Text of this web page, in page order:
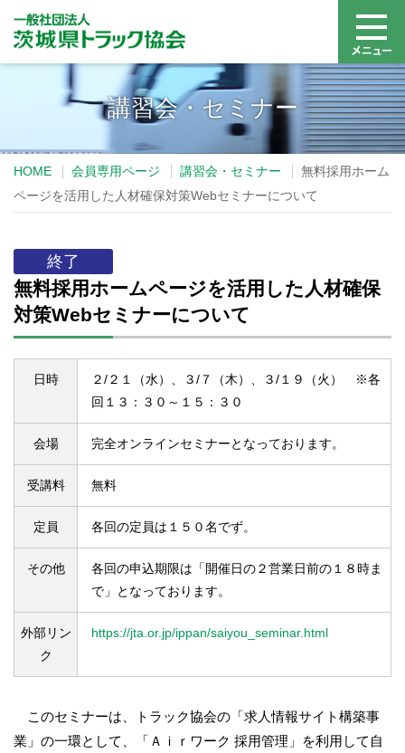
講習会・セミナー
HOME 会員専用ページ 講習会・セミナー
無料採用ホーム
ページを活用した人材確保対策Webセミナーについて
終了
無料採用ホームページを活用した人材確保
対策Webセミナーについて
日時
２/２１（水）、３/７（木）、３/１９（火） ※各
回１３：３０～１５：３０
会場 完全オンラインセミナーとなっております。
受講料 無料
定員 各回の定員は１５０名でず。
その他
各回の申込期限は「開催日の２営業日前の１８時ま
で」となっております。
外部リン
ク
https://jta.or.jp/ippan/saiyou_seminar.html
このセミナーは、トラック協会の「求人情報サイト構築事
業」の一環として、「Ａｉｒワーク 採用管理」を利用して自